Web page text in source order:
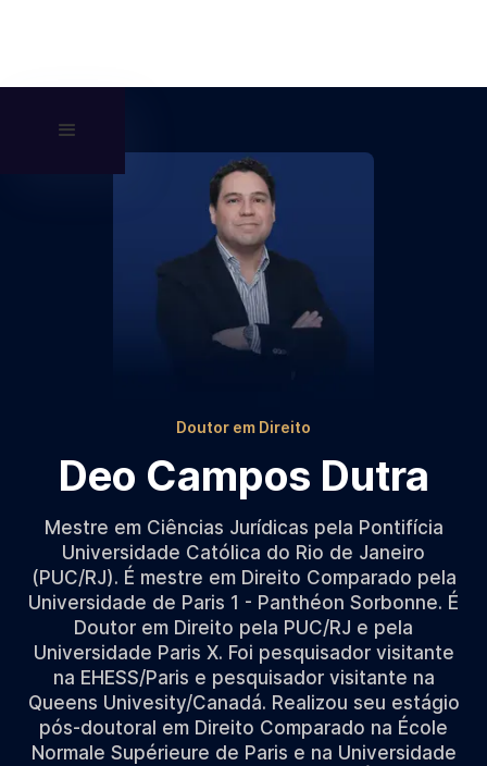
Doutor em Direito
Deo Campos Dutra
Mestre em Ciências Jurídicas pela Pontifícia
Universidade Católica do Rio de Janeiro
(PUC/RJ). É mestre em Direito Comparado pela
Universidade de Paris 1 - Panthéon Sorbonne. É
Doutor em Direito pela PUC/RJ e pela
Universidade Paris X. Foi pesquisador visitante
na EHESS/Paris e pesquisador visitante na
Queens Univesity/Canadá. Realizou seu estágio
pós-doutoral em Direito Comparado na École
Normale Supérieure de Paris e na Universidade